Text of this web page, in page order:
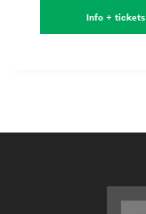
Info + tickets